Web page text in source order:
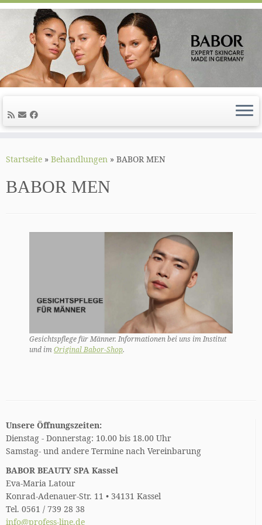
Inhalt
Startseite » Behandlungen » BABOR MEN
BABOR MEN
Gesichtspflege für Männer. Informationen bei uns im Institut
und imOriginal Babor-Shop.
Unsere Öffnungszeiten:
Dienstag - Donnerstag: 10.00 bis 18.00 Uhr
Samstag- und andere Termine nach Vereinbarung
BABOR BEAUTY SPA Kassel
Eva-Maria Latour
Konrad-Adenauer-Str. 11 • 34131 Kassel
Tel. 0561 / 739 28 38
info@profess-line.de